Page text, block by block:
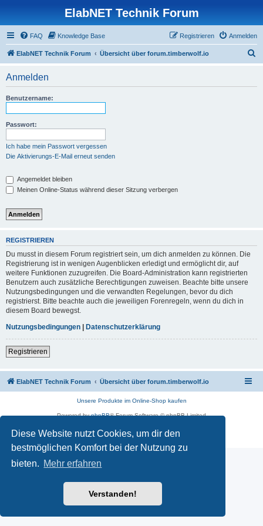
Diese Website nutzt Cookies, um dir den
bestmöglichen Komfort bei der Nutzung zu
bieten. Mehr erfahren
Verstanden!
ElabNET Technik Forum
FAQ Knowledge Base Anmelden
Registrieren
ElabNET Technik Forum Übersicht über forum.timberwolf.io
Anmelden
Benutzername:
Passwort:
Ich habe mein Passwort vergessen
Die Aktivierungs-E-Mail erneut senden
Angemeldet bleiben
Meinen Online-Status während dieser Sitzung verbergen
REGISTRIEREN
Du musst in diesem Forum registriert sein, um dich anmelden zu können. Die
Registrierung ist in wenigen Augenblicken erledigt und ermöglicht dir, auf
weitere Funktionen zuzugreifen. Die Board-Administration kann registrierten
Benutzern auch zusätzliche Berechtigungen zuweisen. Beachte bitte unsere
Nutzungsbedingungen und die verwandten Regelungen, bevor du dich
registrierst. Bitte beachte auch die jeweiligen Forenregeln, wenn du dich in
diesem Board bewegst.
Nutzungsbedingungen | Datenschutzerklärung
Registrieren
ElabNET Technik Forum Übersicht über forum.timberwolf.io
Unsere Produkte im Online-Shop kaufen
Powered byphpBB® Forum Software © phpBB Limited
Datenschutz|Nutzungsbedingungen